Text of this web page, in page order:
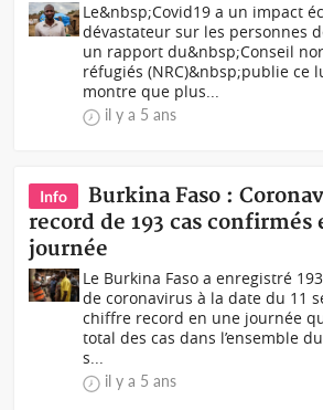
Le&nbsp;Covid19 a un impact
dévastateur sur les personnes
un rapport du&nbsp;Conseil
réfugiés (NRC)&nbsp;publie ce
montre que plus...
il y a 5 ans
Info
Burkina Faso :
record de 193 cas confirmés
journée
Le Burkina Faso a enregistré
de coronavirus à la date du 11
chiffre record en une journée
total des cas dans l’ensemble
s...
il y a 5 ans